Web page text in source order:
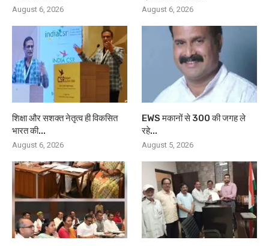
August 6, 2026 August 6, 2026
शिक्षा और सशक्त नेतृत्व ही विकसित
भारत की...
August 6, 2026
EWS मकानों से 300 की जगह ले
रहे...
August 5, 2026